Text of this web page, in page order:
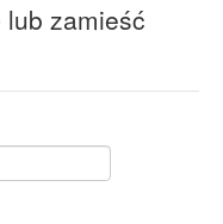
zamieść